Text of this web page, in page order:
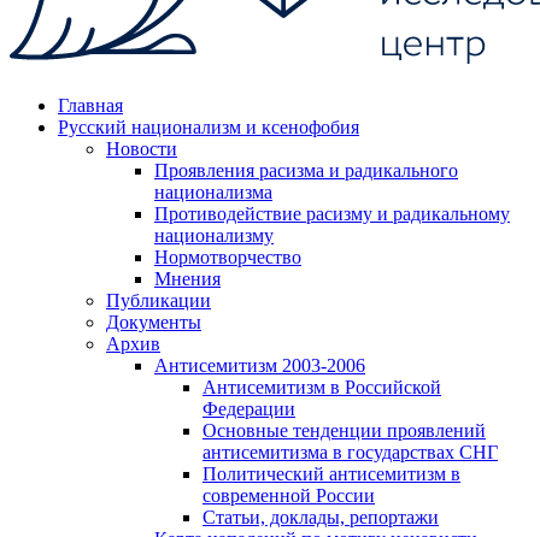
Главная
Русский национализм и ксенофобия
Новости
Проявления расизма и радикального
национализма
Противодействие расизму и радикальному
национализму
Нормотворчество
Мнения
Публикации
Документы
Архив
Антисемитизм 2003-2006
Антисемитизм в Российской
Федерации
Основные тенденции проявлений
антисемитизма в государствах СНГ
Политический антисемитизм в
современной России
Статьи, доклады, репортажи